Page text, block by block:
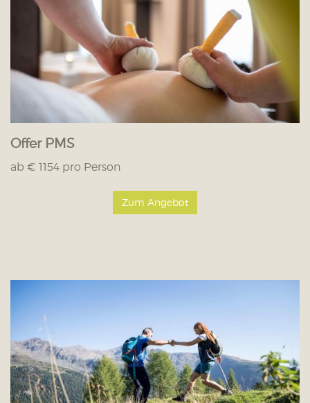
Offer PMS
ab € 1154 pro Person
Zum Angebot